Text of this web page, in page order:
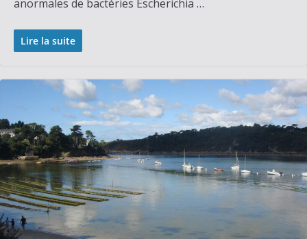
anormales de bactéries Escherichia …
Lire la suite